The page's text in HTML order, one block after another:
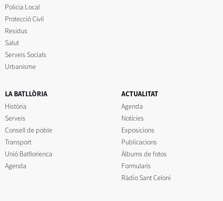
Policia Local
Protecció Civil
Residus
Salut
Serveis Socials
Urbanisme
LA BATLLÒRIA
Història
Serveis
Consell de poble
Transport
Unió Batllorienca
Agenda
ACTUALITAT
Agenda
Notícies
Exposicions
Publicacions
Àlbums de fotos
Formularis
Ràdio Sant Celoni